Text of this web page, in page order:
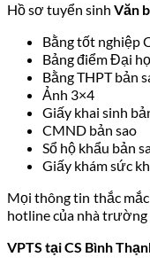
Hồ sơ tuyển sinh Văn
Bằng tốt nghiệp
Bảng điểm Đại
Bằng THPT bản
Ảnh 3×4
Giấy khai sinh
CMND bản sao
Sổ hộ khẩu bản
Giấy khám sức
Mọi thông tin thắc
hotline của nhà
VPTS tại CS Bình